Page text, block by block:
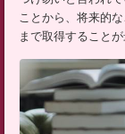
ことから、将来的
まで取得すること